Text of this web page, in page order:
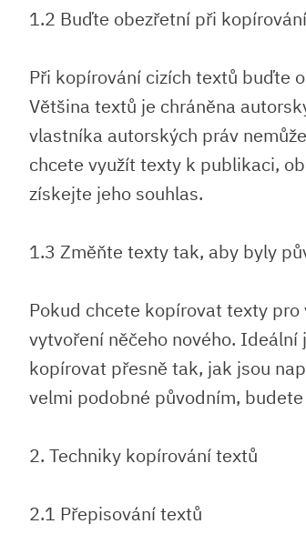
1.2 Buďte obezřetní při
Při kopírování cizích textů buďte
Většina textů je chráněna
vlastníka autorských práv
chcete využít texty k publikaci,
získejte jeho souhlas.
1.3 Změňte texty tak, aby byly
Pokud chcete kopírovat texty
vytvoření něčeho nového.
kopírovat přesně tak, jak jsou
velmi podobné původním,
2. Techniky kopírování textů
2.1 Přepisování textů